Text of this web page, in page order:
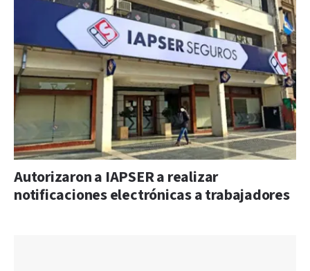
Autorizaron a IAPSER a realizar
notificaciones electrónicas a trabajadores